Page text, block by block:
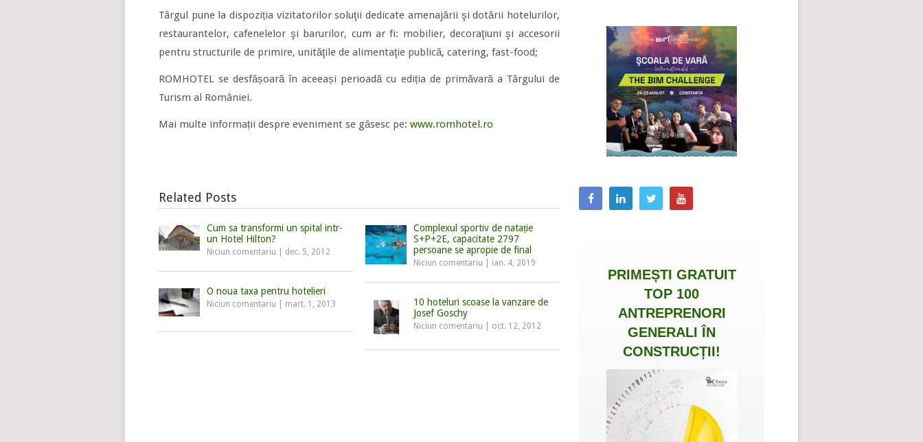
Târgul pune la dispoziția vizitatorilor soluţii dedicate amenajării şi dotării hotelurilor,
restaurantelor, cafenelelor şi barurilor, cum ar fi: mobilier, decoraţiuni şi accesorii
pentru structurile de primire, unităţile de alimentaţie publică, catering, fast-food;
ROMHOTEL se desfășoară în aceeași perioadă cu ediția de primăvară a Târgului de
Turism al României.
Mai multe informații despre eveniment se găsesc pe: www.romhotel.ro
Related Posts
Cum sa transformi un spital intr-
un Hotel Hilton?
Niciun comentariu dec. 5, 2012
Complexul sportiv de natație
S+P+2E, capacitate 2797
persoane se apropie de final
Niciun comentariu ian. 4, 2019
O noua taxa pentru hotelieri
Niciun comentariu mart. 1, 2013
10 hoteluri scoase la vanzare de
Josef Goschy
Niciun comentariu oct. 12, 2012
PRIMEȘTI GRATUIT
TOP 100
ANTREPRENORI
GENERALI ÎN
CONSTRUCȚII!